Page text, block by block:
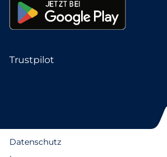
Trustpilot
Datenschutz